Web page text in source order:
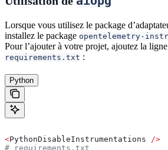
Lorsque vous utilisez le package
installez le package opentelemetry-
Pour l’ajouter à votre projet, ajoutez la
requirements.txt :
Python
<PythonDisableInstrumentations
/>
# requirements.txt